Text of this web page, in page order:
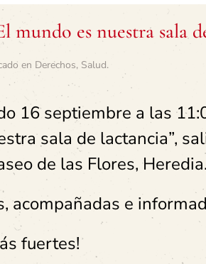
mundo es nuestra sala
en Derechos, Salud.
16 septiembre a las
sala de lactancia”,
de las Flores, Heredia.
acompañadas e
fuertes!